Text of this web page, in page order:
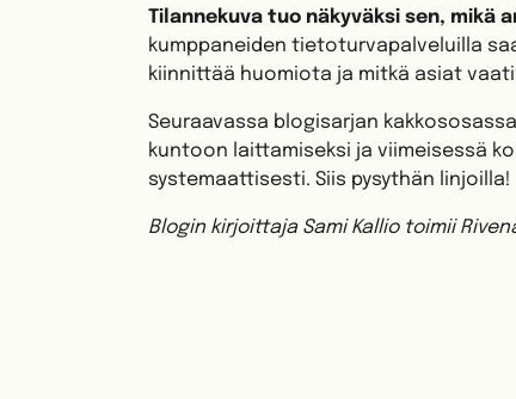
Tilannekuva tuo näkyväksi sen, mikä
kumppaneiden tietoturvapalveluilla
kiinnittää huomiota ja mitkä asiat
Seuraavassa blogisarjan
kuntoon laittamiseksi ja viimeisessä
systemaattisesti. Siis pysythän linjoilla!
Blogin kirjoittaja Sami Kallio toimii